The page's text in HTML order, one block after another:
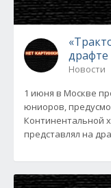
драфте
Новости
1 июня в Москве
юниоров,
Континентальной
представлял на